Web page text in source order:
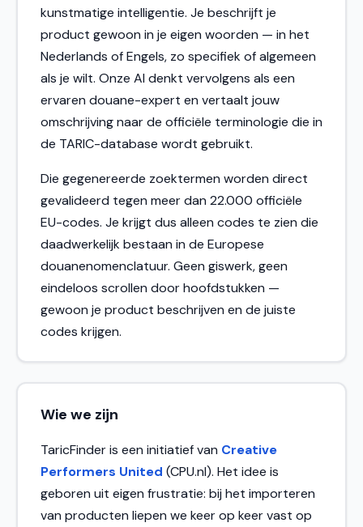
kunstmatige intelligentie. Je beschrijft je
product gewoon in je eigen woorden — in het
Nederlands of Engels, zo specifiek of algemeen
als je wilt. Onze AI denkt vervolgens als een
ervaren douane-expert en vertaalt jouw
omschrijving naar de officiële terminologie die in
de TARIC-database wordt gebruikt.
Die gegenereerde zoektermen worden direct
gevalideerd tegen meer dan 22.000 officiële
EU-codes. Je krijgt dus alleen codes te zien die
daadwerkelijk bestaan in de Europese
douanenomenclatuur. Geen giswerk, geen
eindeloos scrollen door hoofdstukken —
gewoon je product beschrijven en de juiste
codes krijgen.
Wie we zijn
TaricFinder is een initiatief van Creative
Performers United (CPU.nl). Het idee is
geboren uit eigen frustratie: bij het importeren
van producten liepen we keer op keer vast op